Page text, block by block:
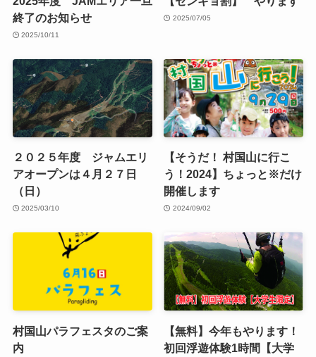
終了のお知らせ
2025/10/11
2025/07/05
２０２５年度 ジャムエリ
アオープンは４月２７日
（日）
2025/03/10
【そうだ！ 村国山に行こ
う！2024】ちょっと※だけ
開催します
2024/09/02
村国山パラフェスタのご案
内
【無料】今年もやります！
初回浮遊体験1時間【大学